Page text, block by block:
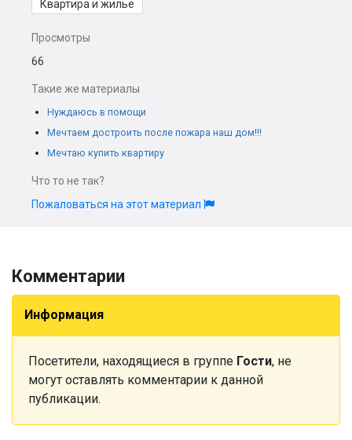
Квартира и жилье
Просмотры
66
Такие же материалы
Нуждаюсь в помощи
Мечтаем достроить после пожара наш дом!!!
Мечтаю купить квартиру
Что то не так?
Пожаловаться на этот материал
Комментарии
Информация
Посетители, находящиеся в группе Гости, не
могут оставлять комментарии к данной
публикации.